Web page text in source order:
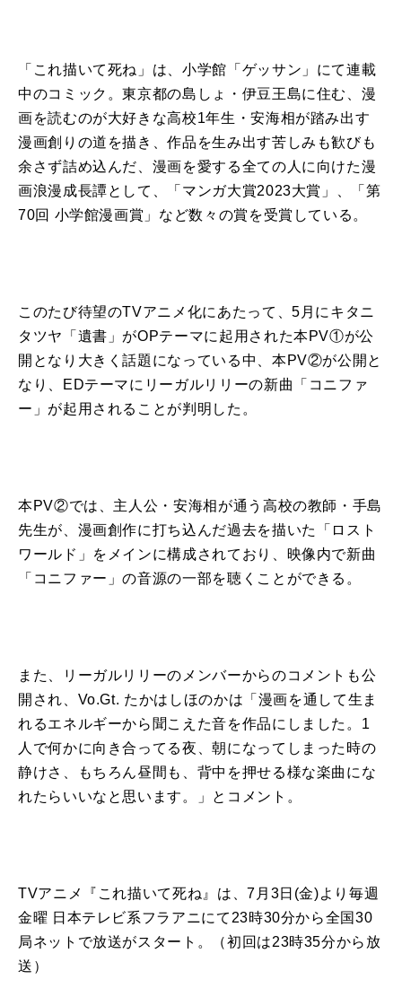
「 これ描いて死ね 」は、小学館「ゲッサン」 にて連載
中のコミック。東京都の島しょ・伊豆王島に住む、漫
画を読むのが大好きな高校1年生・安海相が踏み出す
漫画創りの道を描き、作品を生み出す苦しみも歓びも
余さず詰め込んだ、漫画を愛する全ての人 に 向けた漫
画浪漫成長譚として 、「マンガ大賞2023大賞」、「第
70回 小学館漫画賞」など数々の賞を受賞して いる。
このたび待望のTVアニメ 化に あたって 、5 月 に キタニ
タツヤ「遺書」 がOPテーマに 起用された本PV①が公
開 となり大きく話題 になっている中、本PV②が公開 と
なり、
EDテーマに リーガルリリーの新曲 「 コニファ
ー 」 が起用されること が判明した。
本PV②では、主人公・安海相が通う高校の教師・手島
先生が 、漫画創作に打ち込んだ過去を描いた「ロスト
ワールド」をメインに構成されて おり、映像内で新曲
「 コニファー 」の音源の一部を聴くこと ができる。
また、 リーガルリリーのメンバーからのコメント も公
開 され、 Vo.Gt. たかはしほのかは「漫画を通して生ま
れるエネルギーから聞こえた音を作品に しました。 1
人で何かに向き合って る夜、朝に なって しまった時の
静けさ、もちろん昼間も、背中を押せる様な楽曲 に な
れたらいいなと思います。」と コメント 。
TVアニメ 『 これ描いて死ね 』は、7 月 3日 (金)より毎週
金曜 日本テレビ系フラアニにて 23時30分から全国30
局ネットで放送がスタート。（初回は23時35分から放
送）